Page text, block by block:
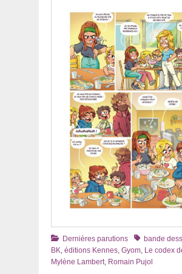
Catégories
Dernières parutions Tagsbande
BK, éditions Kennes, Gyom, Le codex
Mylène Lambert, Romain Pujol